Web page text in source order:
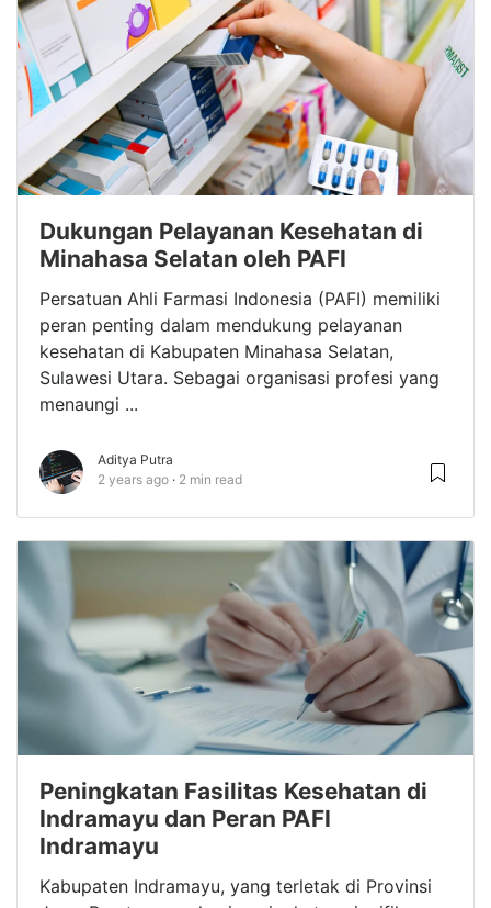
Dukungan Pelayanan Kesehatan di
Minahasa Selatan oleh PAFI
Persatuan Ahli Farmasi Indonesia (PAFI) memiliki
peran penting dalam mendukung pelayanan
kesehatan di Kabupaten Minahasa Selatan,
Sulawesi Utara. Sebagai organisasi profesi yang
menaungi ...
Aditya Putra
2 years ago
2 min read
Peningkatan Fasilitas Kesehatan di
Indramayu dan Peran PAFI
Indramayu
Kabupaten Indramayu, yang terletak di Provinsi